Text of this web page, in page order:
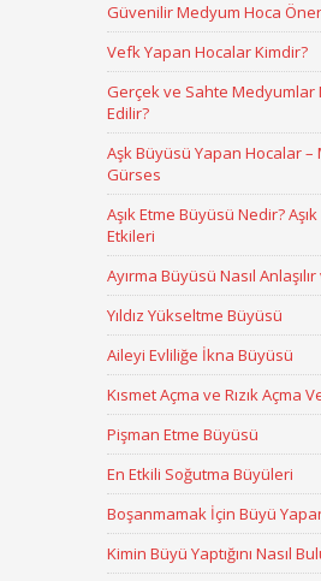
Güvenilir Medyum Hoca
Vefk Yapan Hocalar Kimdir?
Gerçek ve Sahte Medyumlar
Edilir?
Aşk Büyüsü Yapan Hocalar –
Gürses
Aşık Etme Büyüsü Nedir?
Etkileri
Ayırma Büyüsü Nasıl
Yıldız Yükseltme Büyüsü
Aileyi Evliliğe İkna Büyüsü
Kısmet Açma ve Rızık Açma
Pişman Etme Büyüsü
En Etkili Soğutma Büyüleri
Boşanmamak İçin Büyü
Kimin Büyü Yaptığını Nasıl